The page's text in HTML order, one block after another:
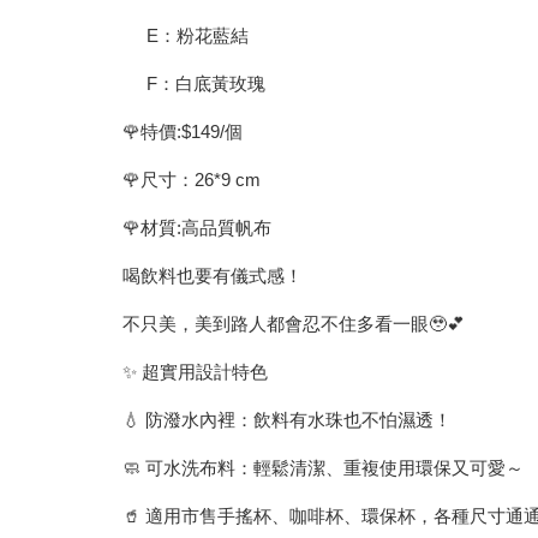
E：粉花藍結
F：白底黃玫瑰
🌹特價:$149/個
🌹尺寸：26*9 cm
🌹材質:高品質帆布
喝飲料也要有儀式感！
不只美，美到路人都會忍不住多看一眼🥹💕
✨ 超實用設計特色
💧 防潑水內裡：飲料有水珠也不怕濕透！
🧼 可水洗布料：輕鬆清潔、重複使用環保又可愛～
🥤 適用市售手搖杯、咖啡杯、環保杯，各種尺寸通